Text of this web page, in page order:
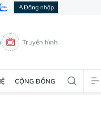
Đăng nhập
Truyền hình
CỘNG ĐỒNG